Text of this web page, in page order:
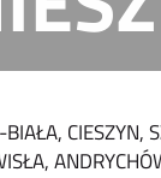
CIESZYN,